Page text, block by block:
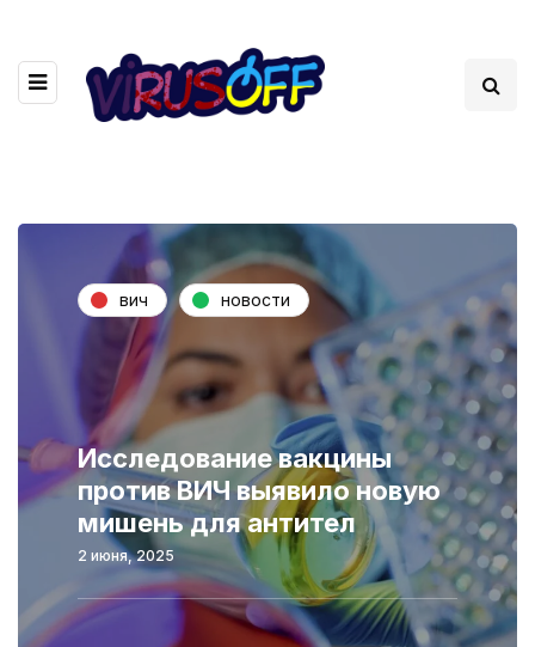
вич новости
Исследование вакцины
против ВИЧ выявило новую
мишень для антител
2 июня, 2025